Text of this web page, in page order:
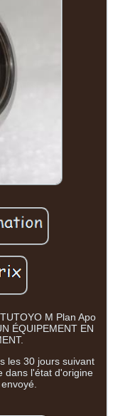
M Plan Apo
ÉQUIPEMENT EN
les 30 jours suivant
dans l'état d'origine